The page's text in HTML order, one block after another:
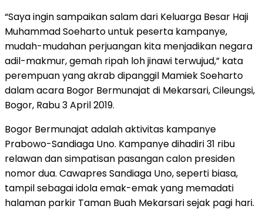
“Saya ingin sampaikan salam dari Keluarga Besar Haji
Muhammad Soeharto untuk peserta kampanye,
mudah-mudahan perjuangan kita menjadikan negara
adil-makmur, gemah ripah loh jinawi terwujud,” kata
perempuan yang akrab dipanggil Mamiek Soeharto
dalam acara Bogor Bermunajat di Mekarsari, Cileungsi,
Bogor, Rabu 3 April 2019.
Bogor Bermunajat adalah aktivitas kampanye
Prabowo-Sandiaga Uno. Kampanye dihadiri 31 ribu
relawan dan simpatisan pasangan calon presiden
nomor dua. Cawapres Sandiaga Uno, seperti biasa,
tampil sebagai idola emak-emak yang memadati
halaman parkir Taman Buah Mekarsari sejak pagi hari.